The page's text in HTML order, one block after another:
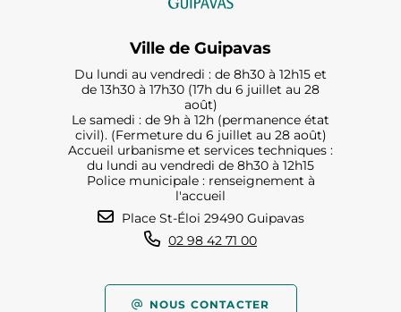
Ville de Guipavas
Du lundi au vendredi : de 8h30 à 12h15 et
de 13h30 à 17h30 (17h du 6 juillet au 28
août)
Le samedi : de 9h à 12h (permanence état
civil). (Fermeture du 6 juillet au 28 août)
Accueil urbanisme et services techniques :
du lundi au vendredi de 8h30 à 12h15
Police municipale : renseignement à
l'accueil
Place St-Éloi 29490 Guipavas
02 98 42 71 00
NOUS CONTACTER